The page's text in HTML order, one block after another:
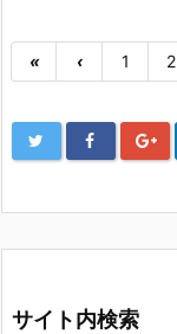
« ‹ 1 2
サイト内検索